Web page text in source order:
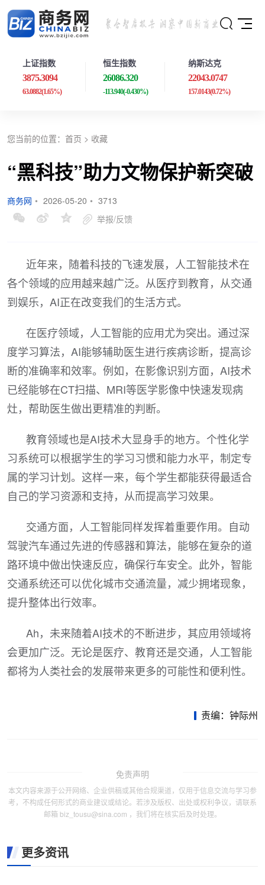
上证指数
3875.3094
63.0882(1.65%)
恒生指数
26086.320
-113.940(-0.430%)
纳斯达克
22043.0747
157.0143(0.72%)
您当前的位置： 首页 > 收藏
“黑科技”助力文物保护新突破
商务网 • 2026-05-20 • 3713
举报/反馈
近年来，随着科技的飞速发展，人工智能技术在
各个领域的应用越来越广泛。从医疗到教育，从交通
到娱乐，AI正在改变我们的生活方式。
在医疗领域，人工智能的应用尤为突出。通过深
度学习算法，AI能够辅助医生进行疾病诊断，提高诊
断的准确率和效率。例如，在影像识别方面，AI技术
已经能够在CT扫描、MRI等医学影像中快速发现病
灶，帮助医生做出更精准的判断。
教育领域也是AI技术大显身手的地方。个性化学
习系统可以根据学生的学习习惯和能力水平，制定专
属的学习计划。这样一来，每个学生都能获得最适合
自己的学习资源和支持，从而提高学习效果。
交通方面，人工智能同样发挥着重要作用。自动
驾驶汽车通过先进的传感器和算法，能够在复杂的道
路环境中做出快速反应，确保行车安全。此外，智能
交通系统还可以优化城市交通流量，减少拥堵现象，
提升整体出行效率。
Ah，未来随着AI技术的不断进步，其应用领域将
会更加广泛。无论是医疗、教育还是交通，人工智能
都将为人类社会的发展带来更多的可能性和便利性。
责编：钟际州
免责声明
本文内容来源于公开网络、企业供稿或其他合规渠道，仅用于信息交流与学习参
考，不构成任何形式的商业建议或结论。若涉及版权、出处或权利争议，请联系
邮箱 biz_tousu@sina.com ，我们将在核实后及时处理。
更多资讯